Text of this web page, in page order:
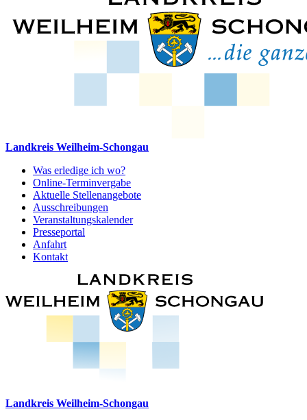
Landkreis Weilheim-Schongau
Was erledige ich wo?
Online-Terminvergabe
Aktuelle Stellenangebote
Ausschreibungen
Veranstaltungskalender
Presseportal
Anfahrt
Kontakt
Landkreis Weilheim-Schongau